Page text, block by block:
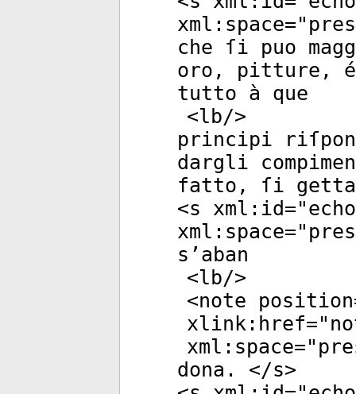
xml:space="
che ſi puo
oro, pitture,
tutto à que
<lb/>
principi
dargli
fatto, ſi
<s xml:id="
xml:space="
s’aban
<lb/>
<note position
xlink:href="
xml:space="
dona. </s>